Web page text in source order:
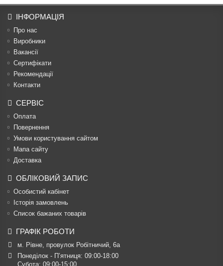
ІНФОРМАЦІЯ
Про нас
Виробники
Вакансії
Сертифікати
Рекомендації
Контакти
СЕРВІС
Оплата
Повернення
Умови користування сайтом
Мапа сайту
Доставка
ОБЛІКОВИЙ ЗАПИС
Особистий кабінет
Історія замовлень
Список бажаних товарів
ГРАФІК РОБОТИ
м. Рівне, провулок Робітничий, 6а
Понеділок - П’ятниця: 09:00-18:00
Субота: 09:00-15:00